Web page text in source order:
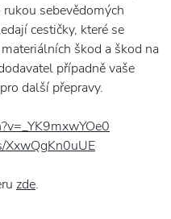
sebevědomých
cestičky, které se
škod a škod na
případně vaše
další přepravy.
XxwQgKn0uUE
zde.